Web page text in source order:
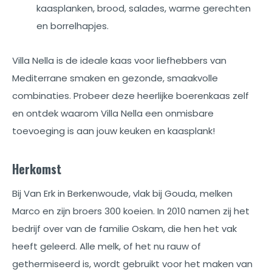
kaasplanken, brood, salades, warme gerechten
en borrelhapjes.
Villa Nella is de ideale kaas voor liefhebbers van
Mediterrane smaken en gezonde, smaakvolle
combinaties. Probeer deze heerlijke boerenkaas zelf
en ontdek waarom Villa Nella een onmisbare
toevoeging is aan jouw keuken en kaasplank!
Herkomst
Bij Van Erk in Berkenwoude, vlak bij Gouda, melken
Marco en zijn broers 300 koeien. In 2010 namen zij het
bedrijf over van de familie Oskam, die hen het vak
heeft geleerd. Alle melk, of het nu rauw of
gethermiseerd is, wordt gebruikt voor het maken van